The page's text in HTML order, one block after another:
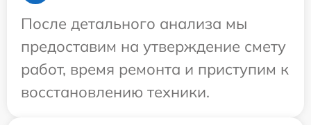
После детального анализа мы
предоставим на утверждение смету
работ, время ремонта и приступим к
восстановлению техники.